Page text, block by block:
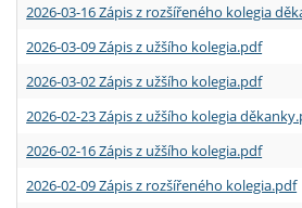
2026-03-16 Zápis z rozšířeného kolegia
2026-03-09 Zápis z užšího kolegia.pdf
2026-03-02 Zápis z užšího kolegia.pdf
2026-02-23 Zápis z užšího kolegia
2026-02-16 Zápis z užšího kolegia.pdf
2026-02-09 Zápis z rozšířeného kolegia.pdf